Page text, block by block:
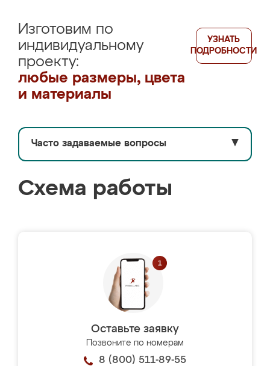
Изготовим по
индивидуальному
проекту:
любые размеры, цвета
и материалы
УЗНАТЬ
ПОДРОБНОСТИ
Часто задаваемые вопросы ▼
Схема работы
Оставьте заявку
Позвоните по номерам
8 (800) 511-89-55